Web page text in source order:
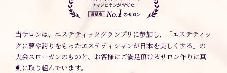
当サロンは、エステティックグランプリに参加し、「エステティッ
クに夢や誇りをもったエステティシャンが日本を美しくする」の
大会スローガンのものと、お客様にご満足頂けるサロン作りに真
剣に取り組んでいます。